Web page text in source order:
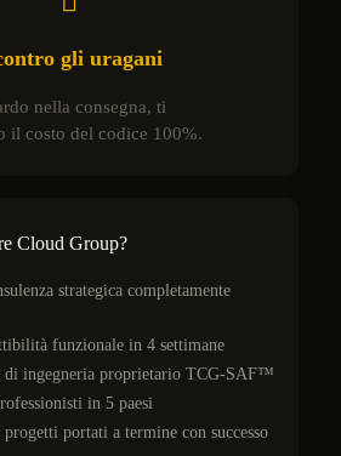
gli uragani
nella consegna, ti
il costo del codice 100%.
Cloud Group?
strategica completamente
funzionale in 4 settimane
di ingegneria proprietario TCG-SAF™
in 5 paesi
portati a termine con successo